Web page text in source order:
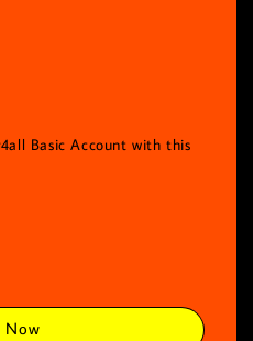
Basic Account with this
Now